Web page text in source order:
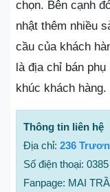
chọn. Bên cạnh
nhật thêm nhiều
cầu của khách
là địa chỉ bán
khúc khách hàng.
Thông tin liên hệ
Địa chỉ: 236
Số điện thoại:
Fanpage: MAI